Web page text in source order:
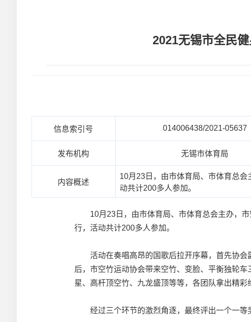
2021无锡市全民
信息索引号 014006438/2021-05637
发布机构 无锡市体育局
内容概述
10月23日，由市体育局、市体育总
动共计200多人参加。
10月23日，由市体育局、市体育总会主办，市
行，活动共计200多人参加。
活动在奏唱高昂的国歌后拉开序幕，首先协会
后，市空竹运动协会带来空竹、变脸、平衡独轮
星、高杆顶空竹、九龙盛顶等等，各团队拿出精彩
经过三个环节的激烈角逐，最终评出一个一等